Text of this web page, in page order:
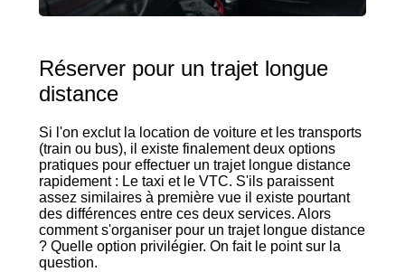
Réserver pour un trajet longue
distance
Si l'on exclut la location de voiture et les transports
(train ou bus), il existe finalement deux options
pratiques pour effectuer un trajet longue distance
rapidement : Le taxi et le VTC. S'ils paraissent
assez similaires à première vue il existe pourtant
des différences entre ces deux services. Alors
comment s'organiser pour un trajet longue distance
? Quelle option privilégier. On fait le point sur la
question.